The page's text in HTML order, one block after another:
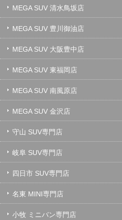
MEGA SUV 清水鳥坂店
MEGA SUV 豊川御油店
MEGA SUV 大阪豊中店
MEGA SUV 東福岡店
MEGA SUV 南風原店
MEGA SUV 金沢店
守山 SUV専門店
岐阜 SUV専門店
四日市 SUV専門店
名東 MINI専門店
小牧 ミニバン専門店